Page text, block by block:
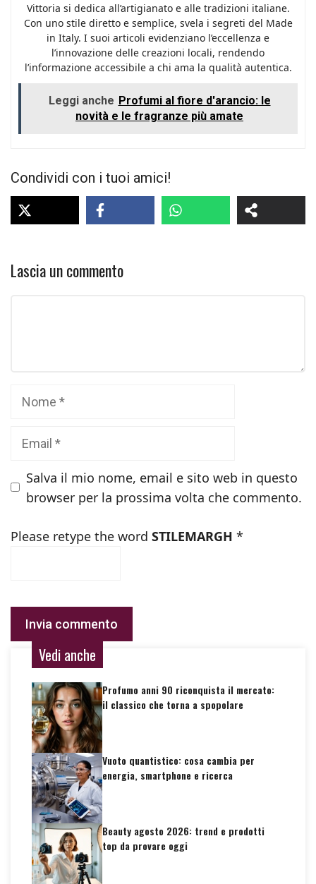
Vittoria si dedica all’artigianato e alle tradizioni italiane.
Con uno stile diretto e semplice, svela i segreti del Made
in Italy. I suoi articoli evidenziano l’eccellenza e
l’innovazione delle creazioni locali, rendendo
l’informazione accessibile a chi ama la qualità autentica.
Leggi anche Profumi al fiore d'arancio: le
novità e le fragranze più amate
Condividi con i tuoi amici!
Lascia un commento
Salva il mio nome, email e sito web in questo
browser per la prossima volta che commento.
Please retype the word STILEMARGH *
Vedi anche
Profumo anni 90 riconquista il mercato:
il classico che torna a spopolare
Vuoto quantistico: cosa cambia per
energia, smartphone e ricerca
Beauty agosto 2026: trend e prodotti
top da provare oggi